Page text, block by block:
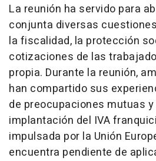
La reunión ha servido para
conjunta diversas
la fiscalidad, la protección
cotizaciones de las
propia. Durante la reunión,
han compartido sus
de preocupaciones mutuas
implantación del IVA
impulsada por la Unión
encuentra pendiente de